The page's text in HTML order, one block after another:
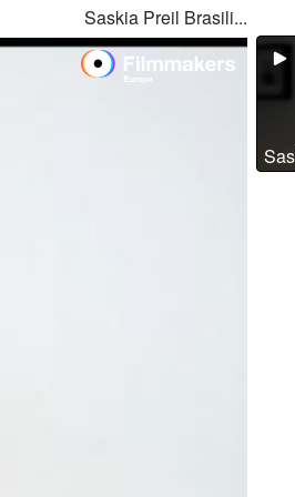
Saskia Preil Brasili...